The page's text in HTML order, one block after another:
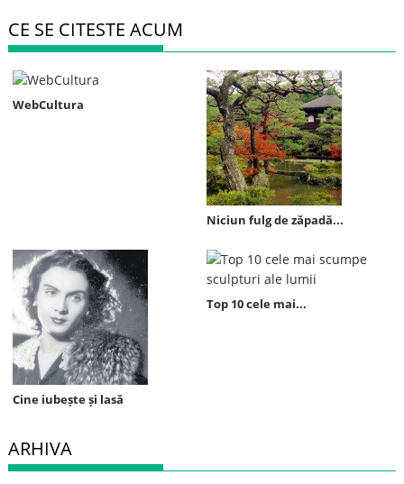
CE SE CITESTE ACUM
WebCultura
Niciun fulg de zăpadă...
Cine iubește și lasă
Top 10 cele mai...
ARHIVA